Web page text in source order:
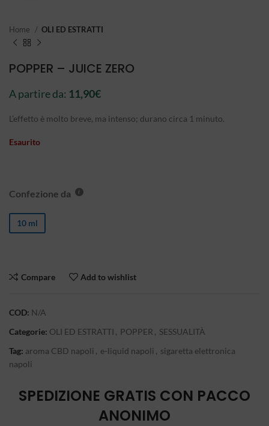
Home OLI ED ESTRATTI
POPPER – JUICE ZERO
A partire da: 11,90€
L’effetto è molto breve, ma intenso; durano circa 1 minuto.
Esaurito
Confezione da
10 ml
Compare Add to wishlist
COD: N/A
Categorie: OLI ED ESTRATTI , POPPER , SESSUALITÀ
Tag: aroma CBD napoli , e-liquid napoli , sigaretta elettronica
napoli
SPEDIZIONE GRATIS CON PACCO
ANONIMO